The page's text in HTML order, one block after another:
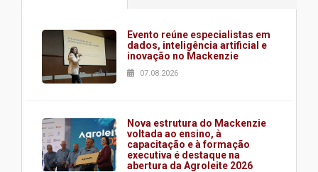
Evento reúne especialistas em
dados, inteligência artificial e
inovação no Mackenzie
07.08.2026
Nova estrutura do Mackenzie
voltada ao ensino, à
capacitação e à formação
executiva é destaque na
abertura da Agroleite 2026